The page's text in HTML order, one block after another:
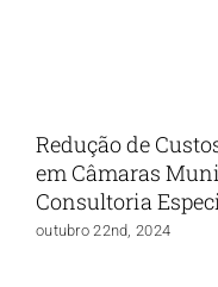
Redução de
em Câmaras
Consultoria
outubro 22nd, 2024